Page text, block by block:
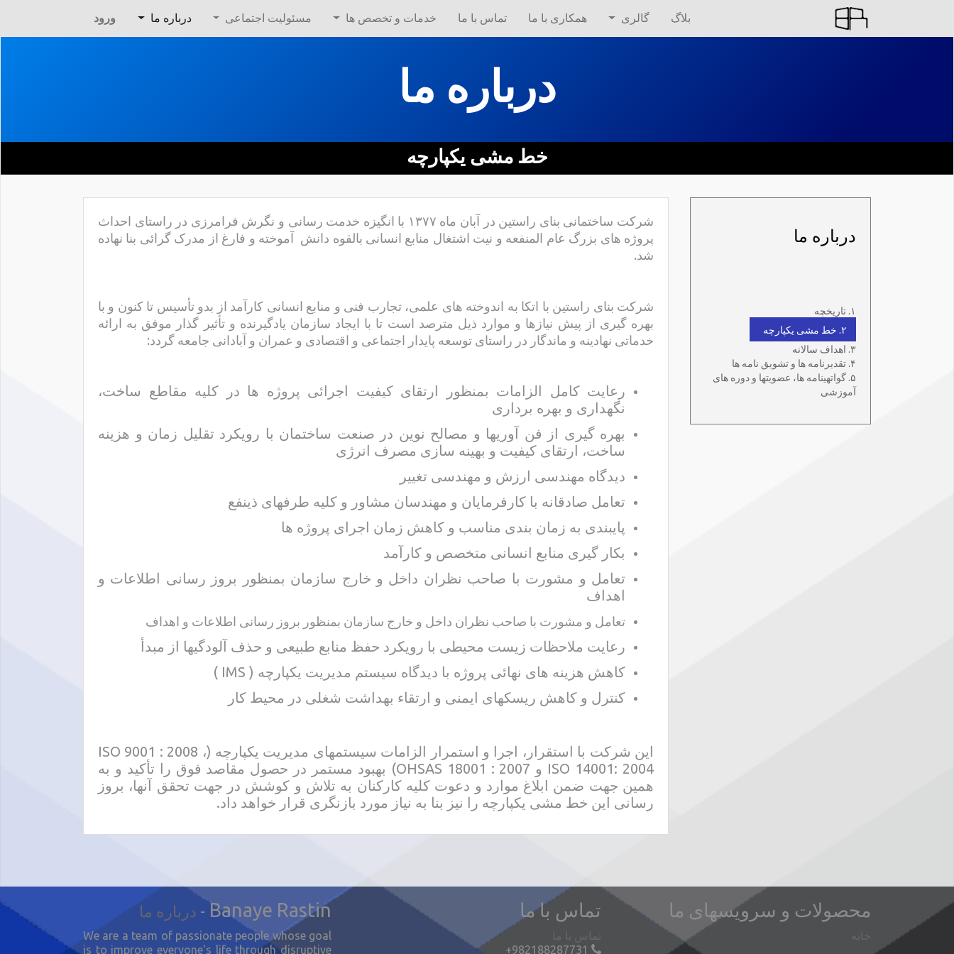
بلاگ گالری همکاری با ما تماس با ما خدمات و تخصص ها مسئولیت اجتماعی درباره ما ورود
درباره ما
خط مشی یکپارچه
درباره ما
۱. تاریخچه
۲. خط مشی یکپارچه
۳. اهداف سالانه
۴. تقدیرنامه ها و تشویق نامه ها
۵. گواتهینامه ها، عضویتها و دوره های
آموزشی
شرکت ساختمانی بنای راستین در آبان ماه ۱۳۷۷ با انگیزه خدمت رسانی و نگرش فرامرزی در راستای احداث
پروژه های بزرگ عام المنفعه و نیت اشتغال منابع انسانی بالقوه دانش آموخته و فارغ از مدرک گرائی بنا نهاده
شد.
شرکت بنای راستین با اتکا به اندوخته های علمی، تجارب فنی و منابع انسانی کارآمد از بدو تأسیس تا کنون و با
بهره گیری از پیش نیازها و موارد ذیل مترصد است تا با ایجاد سازمان یادگیرنده و تأثیر گذار موفق به ارائه
خدماتی نهادینه و ماندگار در راستای توسعه پایدار اجتماعی و اقتصادی و عمران و آبادانی جامعه گردد:
رعایت کامل الزامات بمنظور ارتقای کیفیت اجرائی پروژه ها در کلیه مقاطع ساخت،
نگهداری و بهره برداری
بهره گیری از فن آوریها و مصالح نوین در صنعت ساختمان با رویکرد تقلیل زمان و هزینه
ساخت، ارتقای کیفیت و بهینه سازی مصرف انرژی
دیدگاه مهندسی ارزش و مهندسی تغییر
تعامل صادقانه با کارفرمایان و مهندسان مشاور و کلیه طرفهای ذینفع
پایبندی به زمان بندی مناسب و کاهش زمان اجرای پروژه ها
بکار گیری منابع انسانی متخصص و کارآمد
تعامل و مشورت با صاحب نظران داخل و خارج سازمان بمنظور بروز رسانی اطلاعات و
اهداف
تعامل و مشورت با صاحب نظران داخل و خارج سازمان بمنظور بروز رسانی اطلاعات و اهداف
رعایت ملاحظات زیست محیطی با رویکرد حفظ منابع طبیعی و حذف آلودگیها از مبدأ
کاهش هزینه های نهائی پروژه با دیدگاه سیستم مدیریت یکپارچه ( IMS )
کنترل و کاهش ریسکهای ایمنی و ارتقاء بهداشت شغلی در محیط کار
این شرکت با استقرار، اجرا و استمرار الزامات سیستمهای مدیریت یکپارچه (ISO 9001 : 2008 ،
ISO 14001: 2004 و OHSAS 18001 : 2007) بهبود مستمر در حصول مقاصد فوق را تأکید و به
همین جهت ضمن ابلاغ موارد و دعوت کلیه کارکنان به تلاش و کوشش در جهت تحقق آنها، بروز
رسانی این خط مشی یکپارچه را نیز بنا به نیاز مورد بازنگری قرار خواهد داد.
محصولات و سرویسهای ما
خانه
تماس با ما
تماس با ما
+982188287731
Banaye Rastin
- درباره ما
We are a team of passionate people whose goal
is to improve everyone's life through disruptive